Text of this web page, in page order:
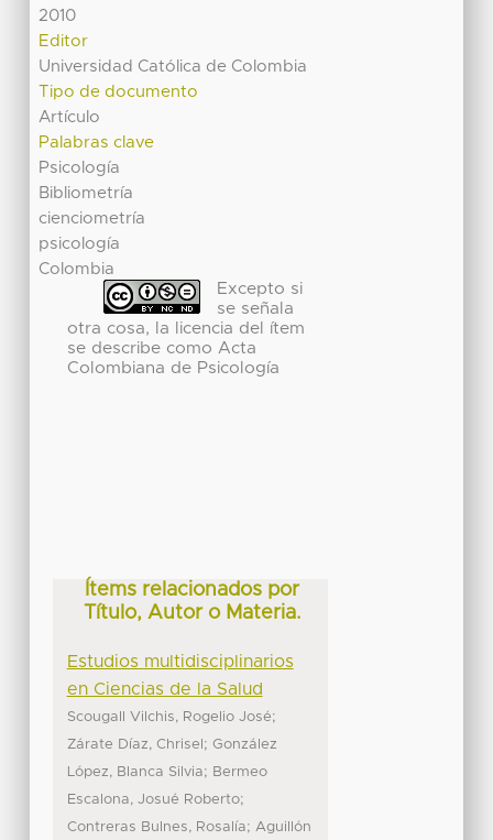
2010
Editor
Universidad Católica de Colombia
Tipo de documento
Artículo
Palabras clave
Psicología
Bibliometría
cienciometría
psicología
Colombia
Excepto si
se señala
otra cosa, la licencia del ítem
se describe como Acta
Colombiana de Psicología
Ítems relacionados por
Título, Autor o Materia.
Estudios multidisciplinarios
en Ciencias de la Salud
Scougall Vilchis, Rogelio José;
Zárate Díaz, Chrisel ; González
López, Blanca Silvia; Bermeo
Escalona, Josué Roberto;
Contreras Bulnes, Rosalía; Aguillón